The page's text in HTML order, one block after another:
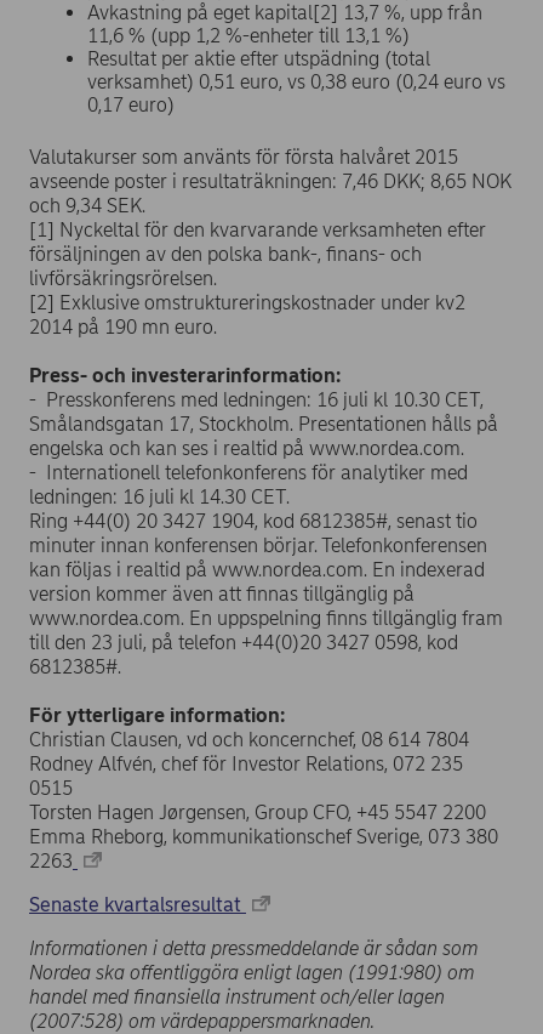
Avkastning på eget kapital[2] 13,7 %, upp från
11,6 % (upp 1,2 %-enheter till 13,1 %)
Resultat per aktie efter utspädning (total
verksamhet) 0,51 euro, vs 0,38 euro (0,24 euro vs
0,17 euro)
Valutakurser som använts för första halvåret 2015
avseende poster i resultaträkningen: 7,46 DKK; 8,65 NOK
och 9,34 SEK.
[1] Nyckeltal för den kvarvarande verksamheten efter
försäljningen av den polska bank-, finans- och
livförsäkringsrörelsen.
[2] Exklusive omstruktureringskostnader under kv2
2014 på 190 mn euro.
Press- och investerarinformation:
- Presskonferens med ledningen: 16 juli kl 10.30 CET,
Smålandsgatan 17, Stockholm. Presentationen hålls på
engelska och kan ses i realtid på www.nordea.com.
- Internationell telefonkonferens för analytiker med
ledningen: 16 juli kl 14.30 CET.
Ring +44(0) 20 3427 1904, kod 6812385#, senast tio
minuter innan konferensen börjar. Telefonkonferensen
kan följas i realtid på www.nordea.com. En indexerad
version kommer även att finnas tillgänglig på
www.nordea.com. En uppspelning finns tillgänglig fram
till den 23 juli, på telefon +44(0)20 3427 0598, kod
6812385#.
För ytterligare information:
Christian Clausen, vd och koncernchef, 08 614 7804
Rodney Alfvén, chef för Investor Relations, 072 235
0515
Torsten Hagen Jørgensen, Group CFO, +45 5547 2200
Emma Rheborg, kommunikationschef Sverige, 073 380
2263
Senaste kvartalsresultat
Informationen i detta pressmeddelande är sådan som
Nordea ska offentliggöra enligt lagen (1991:980) om
handel med finansiella instrument och/eller lagen
(2007:528) om värdepappersmarknaden.